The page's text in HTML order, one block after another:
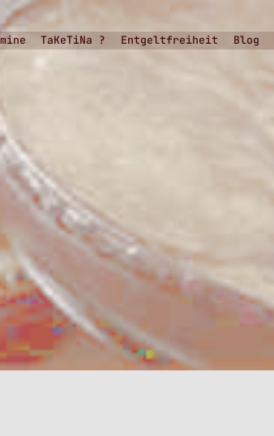
TaKeTiNa ? Entgeltfreiheit Blog